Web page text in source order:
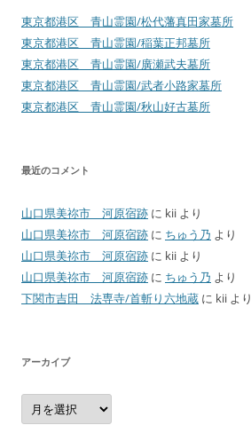
東京都港区 青山霊園/松代藩真田家墓所
東京都港区 青山霊園/稲葉正邦墓所
東京都港区 青山霊園/廣瀬武夫墓所
東京都港区 青山霊園/武者小路家墓所
東京都港区 青山霊園/秋山好古墓所
最近のコメント
山口県美祢市 河原宿跡 に kii より
山口県美祢市 河原宿跡 に ちゅう乃 より
山口県美祢市 河原宿跡 に kii より
山口県美祢市 河原宿跡 に ちゅう乃 より
下関市吉田 法専寺/首斬り六地蔵 に kii より
アーカイブ
ア
ー
カ